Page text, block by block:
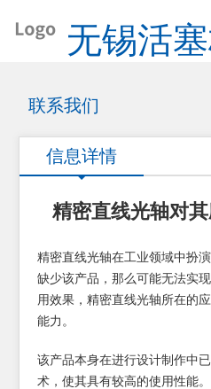
无锡活
有限公司
联系我们
信息详情
精密直线光轴对
精密直线光轴在工业领域中扮
缺少该产品，那么可能无法实
用效果，精密直线光轴所在的
能力。
该产品本身在进行设计制作中
术，使其具有较高的使用性能